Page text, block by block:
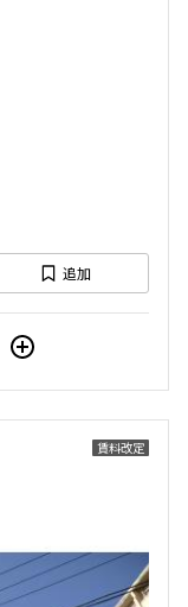
追加
賃料改定